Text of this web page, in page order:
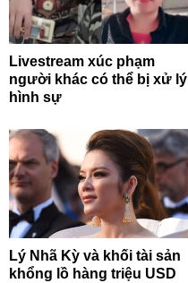
Livestream xúc phạm
người khác có thể bị xử lý
hình sự
Lý Nhã Kỳ và khối tài sản
khổng lồ hàng triệu USD